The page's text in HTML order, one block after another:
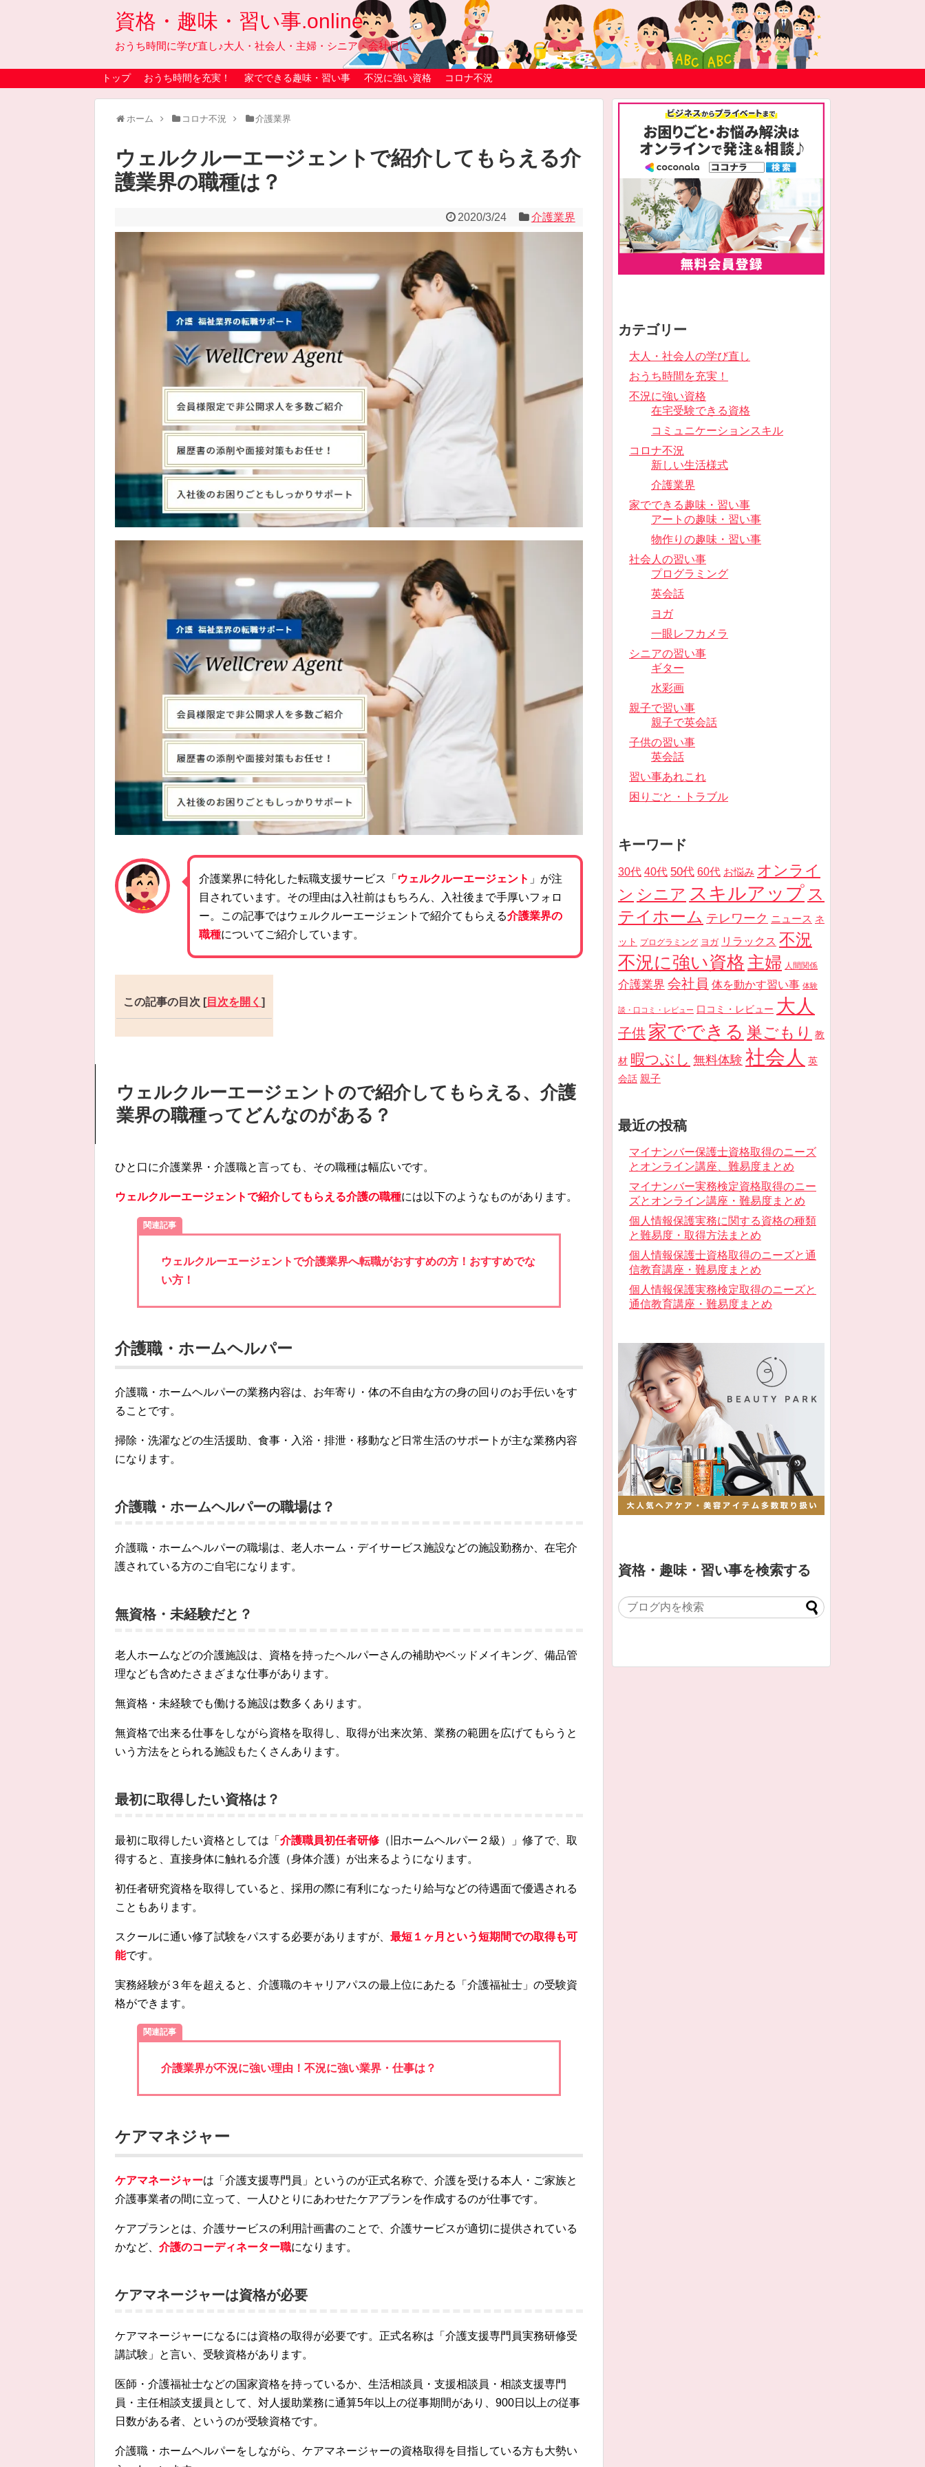
資格・趣味・習い事.online
おうち時間に学び直し♪大人・社会人・主婦・シニア・会社員に
トップ おうち時間を充実！ 家でできる趣味・習い事 不況に強い資格 コロナ不況
ホーム コロナ不況 介護業界
ウェルクルーエージェントで紹介してもらえる介
護業界の職種は？
2020/3/24 介護業界
介護業界に特化した転職支援サービス「 ウェルクルーエージェント 」が注
目されています。その理由は入社前はもちろん、入社後まで手厚いフォロ
ー。この記事ではウェルクルーエージェントで紹介てもらえる介護業界の
職種についてご紹介しています。
この記事の目次 [目次を開く ]
ウェルクルーエージェントので紹介してもらえる、介護
業界の職種ってどんなのがある？
ひと口に介護業界・介護職と言っても、その職種は幅広いです。
ウェルクルーエージェントで紹介してもらえる介護の職種には以下のようなものがあります。
関連記事
ウェルクルーエージェントで介護業界へ転職がおすすめの方！おすすめでな
い方！
介護職・ホームヘルパー
介護職・ホームヘルパーの業務内容は、お年寄り・体の不自由な方の身の回りのお手伝いをす
ることです。
掃除・洗濯などの生活援助、食事・入浴・排泄・移動など日常生活のサポートが主な業務内容
になります。
介護職・ホームヘルパーの職場は？
介護職・ホームヘルパーの職場は、老人ホーム・デイサービス施設などの施設勤務か、在宅介
護されている方のご自宅になります。
無資格・未経験だと？
老人ホームなどの介護施設は、資格を持ったヘルパーさんの補助やベッドメイキング、備品管
理なども含めたさまざまな仕事があります。
無資格・未経験でも働ける施設は数多くあります。
無資格で出来る仕事をしながら資格を取得し、取得が出来次第、業務の範囲を広げてもらうと
いう方法をとられる施設もたくさんあります。
最初に取得したい資格は？
最初に取得したい資格としては「 介護職員初任者研修 （旧ホームヘルパー２級）」修了で、取
得すると、直接身体に触れる介護（身体介護）が出来るようになります。
初任者研究資格を取得していると、採用の際に有利になったり給与などの待遇面で優遇される
こともあります。
スクールに通い修了試験をパスする必要がありますが、 最短１ヶ月という短期間での取得も可
能です。
実務経験が３年を超えると、介護職のキャリアパスの最上位にあたる「介護福祉士」の受験資
格ができます。
関連記事
介護業界が不況に強い理由！不況に強い業界・仕事は？
ケアマネジャー
ケアマネージャーは「介護支援専門員」というのが正式名称で、介護を受ける本人・ご家族と
介護事業者の間に立って、一人ひとりにあわせたケアプランを作成するのが仕事です。
ケアプランとは、介護サービスの利用計画書のことで、介護サービスが適切に提供されている
かなど、 介護のコーディネーター職になります。
ケアマネージャーは資格が必要
ケアマネージャーになるには資格の取得が必要です。正式名称は「介護支援専門員実務研修受
講試験」と言い、受験資格があります。
医師・介護福祉士などの国家資格を持っているか、生活相談員・支援相談員・相談支援専門
員・主任相談支援員として、対人援助業務に通算5年以上の従事期間があり、900日以上の従事
日数がある者、というのが受験資格です。
介護職・ホームヘルパーをしながら、ケアマネージャーの資格取得を目指している方も大勢い
カテゴリー
大人・社会人の学び直し
おうち時間を充実！
不況に強い資格
在宅受験できる資格
コミュニケーションスキル
コロナ不況
新しい生活様式
介護業界
家でできる趣味・習い事
アートの趣味・習い事
物作りの趣味・習い事
社会人の習い事
プログラミング
英会話
ヨガ
一眼レフカメラ
シニアの習い事
ギター
水彩画
親子で習い事
親子で英会話
子供の習い事
英会話
習い事あれこれ
困りごと・トラブル
キーワード
30代 40代 50代 60代 お悩み オンライ
ン シニア スキルアップ ス
テイホーム テレワーク ニュース ネ
ット プログラミング ヨガ リラックス 不況
不況に強い資格 主婦 人間関係
介護業界 会社員 体を動かす習い事 体験
談・口コミ・レビュー 口コミ・レビュー 大人
子供 家でできる 巣ごもり 教
材 暇つぶし 無料体験 社会人
英
会話 親子
最近の投稿
マイナンバー保護士資格取得のニーズ
とオンライン講座、難易度まとめ
マイナンバー実務検定資格取得のニー
ズとオンライン講座・難易度まとめ
個人情報保護実務に関する資格の種類
と難易度・取得方法まとめ
個人情報保護士資格取得のニーズと通
信教育講座・難易度まとめ
個人情報保護実務検定取得のニーズと
通信教育講座・難易度まとめ
資格・趣味・習い事を検索する